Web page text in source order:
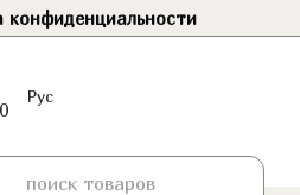
конфиденциальности
Рус